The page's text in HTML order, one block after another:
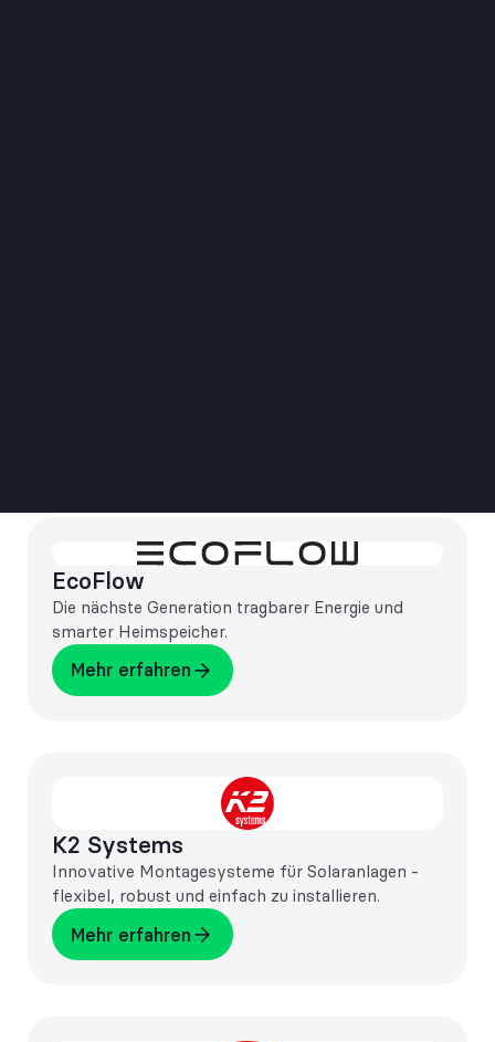
EcoFlow
Die nächste Generation tragbarer Energie und
smarter Heimspeicher.
Mehr erfahren
Mehr erfahren
K2 Systems
Innovative Montagesysteme für Solaranlagen -
flexibel, robust und einfach zu installieren.
Mehr erfahren
Mehr erfahren